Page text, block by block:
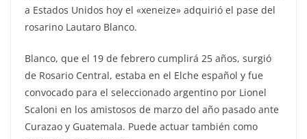
a Estados Unidos hoy el «xeneize» adquirió el pase del
rosarino Lautaro Blanco.
Blanco, que el 19 de febrero cumplirá 25 años, surgió
de Rosario Central, estaba en el Elche español y fue
convocado para el seleccionado argentino por Lionel
Scaloni en los amistosos de marzo del año pasado ante
Curazao y Guatemala. Puede actuar también como